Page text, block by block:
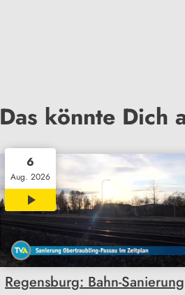
Das könnte Dich
6
Aug. 2026
00:36
Regensburg: Bahn-Sanierung